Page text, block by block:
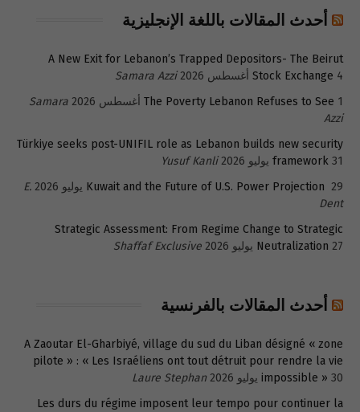
أحدث المقالات باللغة الإنجليزية
A New Exit for Lebanon’s Trapped Depositors- The Beirut
Stock Exchange 4 أغسطس 2026
Samara Azzi
The Poverty Lebanon Refuses to See 1 أغسطس 2026
Samara
Azzi
Türkiye seeks post-UNIFIL role as Lebanon builds new security
framework 31 يوليو 2026
Yusuf Kanli
Kuwait and the Future of U.S. Power Projection 29 يوليو 2026
E.
Dent
Strategic Assessment: From Regime Change to Strategic
Neutralization 27 يوليو 2026 Shaffaf Exclusive
أحدث المقالات بالفرنسية
A Zaoutar El-Gharbiyé, village du sud du Liban désigné « zone
pilote » : « Les Israéliens ont tout détruit pour rendre la vie
impossible » 30 يوليو 2026
Laure Stephan
Les durs du régime imposent leur tempo pour continuer la